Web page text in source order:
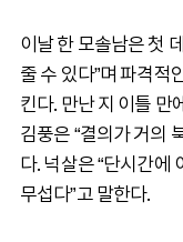
이날 한 모솔남은 첫
줄 수 있다”며 파격적
킨다. 만난 지 이틀 만
김풍은 “결의가 거의
다. 넉살은 “단시간에
무섭다”고 말한다.